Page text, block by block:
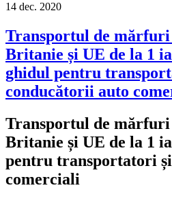
14 dec. 2020
Transportul de
Britanie și UE de la 1
ghidul pentru
conducătorii auto
Transportul de
Britanie și UE de la 1
pentru transportatori
comerciali